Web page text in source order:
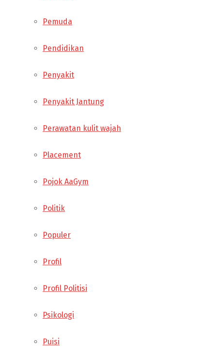
Pemuda
Pendidikan
Penyakit
Penyakit Jantung
Perawatan kulit wajah
Placement
Pojok AaGym
Politik
Populer
Profil
Profil Politisi
Psikologi
Puisi